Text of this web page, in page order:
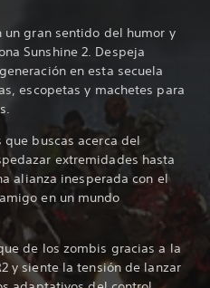
gran sentido del humor y
Sunshine 2. Despeja
en esta secuela
escopetas y machetes para
que buscas acerca del
extremidades hasta
alianza inesperada con el
en un mundo
de los zombis gracias a la
y siente la tensión de lanzar